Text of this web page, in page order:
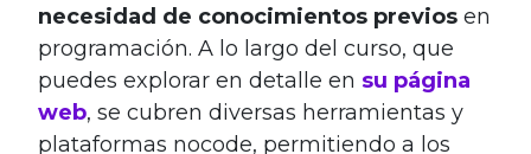
necesidad de conocimientos previos en
programación. A lo largo del curso, que
puedes explorar en detalle en su página
web, se cubren diversas herramientas y
plataformas nocode, permitiendo a los